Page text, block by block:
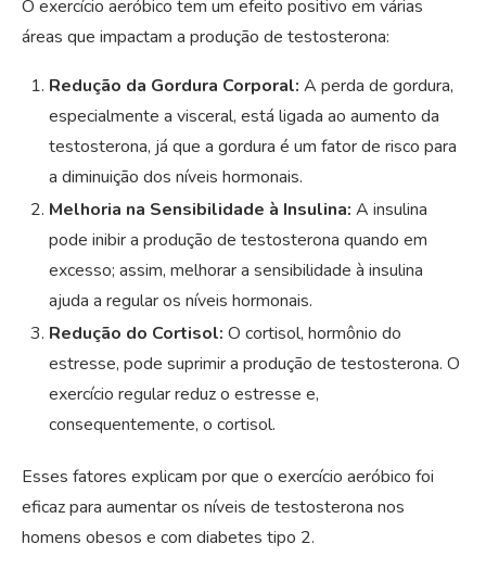
O exercício aeróbico tem um efeito positivo em várias
áreas que impactam a produção de testosterona:
Redução da Gordura Corporal: A perda de gordura,
especialmente a visceral, está ligada ao aumento da
testosterona, já que a gordura é um fator de risco para
a diminuição dos níveis hormonais.
Melhoria na Sensibilidade à Insulina: A insulina
pode inibir a produção de testosterona quando em
excesso; assim, melhorar a sensibilidade à insulina
ajuda a regular os níveis hormonais.
Redução do Cortisol: O cortisol, hormônio do
estresse, pode suprimir a produção de testosterona. O
exercício regular reduz o estresse e,
consequentemente, o cortisol.
Esses fatores explicam por que o exercício aeróbico foi
eficaz para aumentar os níveis de testosterona nos
homens obesos e com diabetes tipo 2.